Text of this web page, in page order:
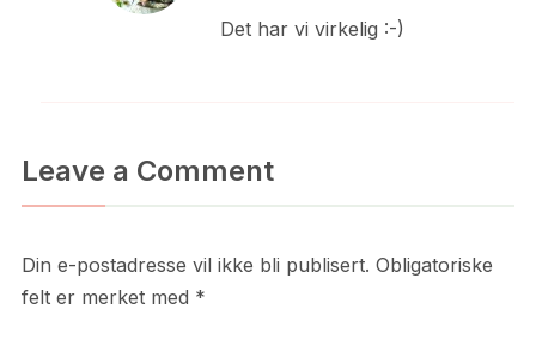
Det har vi virkelig :-)
Leave a Comment
Din e-postadresse vil ikke bli publisert. Obligatoriske
felt er merket med *